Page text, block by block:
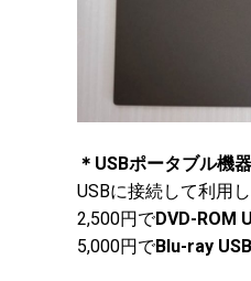
＊USBポータブル機器
USBに接続して利用
2,500円でDVD-ROM
5,000円でBlu-ray